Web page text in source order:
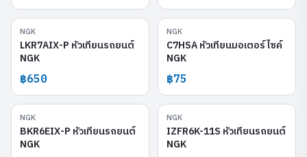
NGK
LKR7AIX-P หัวเทียนรถยนต์
NGK
฿650
NGK
C7HSA หัวเทียนมอเตอร์ไซค์
NGK
฿75
NGK
BKR6EIX-P หัวเทียนรถยนต์
NGK
NGK
IZFR6K-11S หัวเทียนรถยนต์
NGK